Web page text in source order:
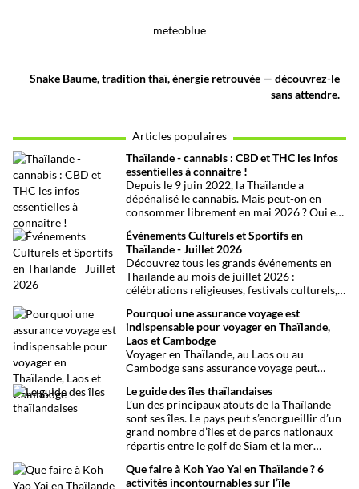
meteoblue
Snake Baume, tradition thaï, énergie retrouvée — découvrez-le
sans attendre.
Articles populaires
Thaïlande - cannabis : CBD et THC les infos
essentielles à connaitre !
Depuis le 9 juin 2022, la Thaïlande a
dépénalisé le cannabis. Mais peut-on en
consommer librement en mai 2026 ? Oui et
confusions qui peuvent avoir de grosses
conséquences ! Explications.
Événements Culturels et Sportifs en
Thaïlande - Juillet 2026
Découvrez tous les grands événements en
Thaïlande au mois de juillet 2026 :
célébrations religieuses, festivals culturels,
et fêtes locales. Une sélection
chronologique complète pour ne rien
manquer !
Pourquoi une assurance voyage est
indispensable pour voyager en Thaïlande,
Laos et Cambodge
Voyager en Thaïlande, au Laos ou au
Cambodge sans assurance voyage peut
maladies ou perte de bagages sont des
imprévus fréquents en Asie du Sud-Est.
Découvrez pourquoi une assurance voyage
est essentielle pour garantir votre sécurité
et votre sérénité.
Le guide des îles thaïlandaises
L’un des principaux atouts de la Thaïlande
sont ses îles. Le pays peut s’enorgueillir d’un
grand nombre d’îles et de parcs nationaux
répartis entre le golf de Siam et la mer
Que faire à Koh Yao Yai en Thaïlande ? 6
activités incontournables sur l’île